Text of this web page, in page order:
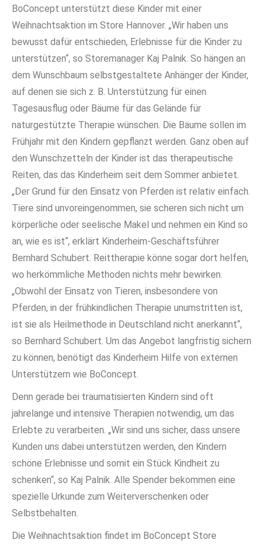
BoConcept unterstützt diese Kinder mit einer
Weihnachtsaktion im Store Hannover. „Wir haben uns
bewusst dafür entschieden, Erlebnisse für die Kinder zu
unterstützen“, so Storemanager Kaj Palnik. So hängen an
dem Wunschbaum selbstgestaltete Anhänger der Kinder,
auf denen sie sich z. B. Unterstützung für einen
Tagesausflug oder Bäume für das Gelände für
naturgestützte Therapie wünschen. Die Bäume sollen im
Frühjahr mit den Kindern gepflanzt werden. Ganz oben auf
den Wunschzetteln der Kinder ist das therapeutische
Reiten, das das Kinderheim seit dem Sommer anbietet.
„Der Grund für den Einsatz von Pferden ist relativ einfach.
Tiere sind unvoreingenommen, sie scheren sich nicht um
körperliche oder seelische Makel und nehmen ein Kind so
an, wie es ist“, erklärt Kinderheim-Geschäftsführer
Bernhard Schubert. Reittherapie könne sogar dort helfen,
wo herkömmliche Methoden nichts mehr bewirken.
„Obwohl der Einsatz von Tieren, insbesondere von
Pferden, in der frühkindlichen Therapie unumstritten ist,
ist sie als Heilmethode in Deutschland nicht anerkannt“,
so Bernhard Schubert. Um das Angebot langfristig sichern
zu können, benötigt das Kinderheim Hilfe von externen
Unterstützern wie BoConcept.
Denn gerade bei traumatisierten Kindern sind oft
jahrelange und intensive Therapien notwendig, um das
Erlebte zu verarbeiten. „Wir sind uns sicher, dass unsere
Kunden uns dabei unterstützen werden, den Kindern
schöne Erlebnisse und somit ein Stück Kindheit zu
schenken“, so Kaj Palnik. Alle Spender bekommen eine
spezielle Urkunde zum Weiterverschenken oder
Selbstbehalten.
Die Weihnachtsaktion findet im BoConcept Store